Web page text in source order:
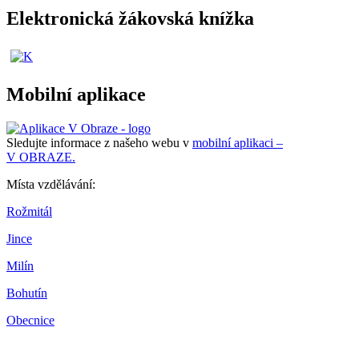
Elektronická žákovská knížka
Mobilní aplikace
Sledujte informace z našeho webu v mobilní aplikaci –
V OBRAZE.
Místa vzdělávání:
Rožmitál
Jince
Milín
Bohutín
Obecnice